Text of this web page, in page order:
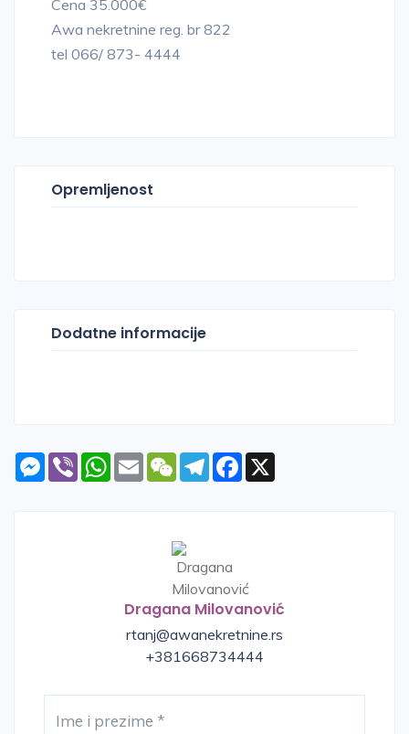
Cena 35.000€
Awa nekretnine reg. br 822
tel 066/ 873- 4444
Opremljenost
Dodatne informacije
Messenger
Viber WhatsApp
Email WeChatTelegramFacebook
Dragana Milovanović
rtanj@awanekretnine.rs
+381668734444